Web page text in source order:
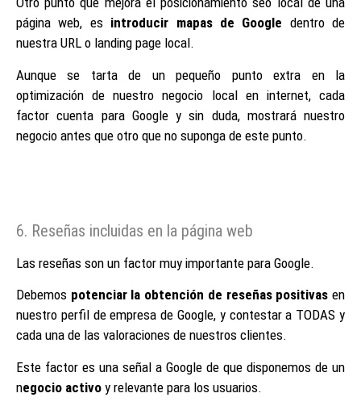
página web, es introducir mapas de Google dentro de
nuestra URL o landing page local.
Aunque se tarta de un pequeño punto extra en la
optimización de nuestro negocio local en internet, cada
factor cuenta para Google y sin duda, mostrará nuestro
negocio antes que otro que no suponga de este punto.
6. Reseñas incluidas en la página web
Las reseñas son un factor muy importante para Google.
Debemos potenciar la obtención de reseñas positivas en
nuestro perfil de empresa de Google, y contestar a TODAS y
cada una de las valoraciones de nuestros clientes.
Este factor es una señal a Google de que disponemos de un
negocio activo y relevante para los usuarios.